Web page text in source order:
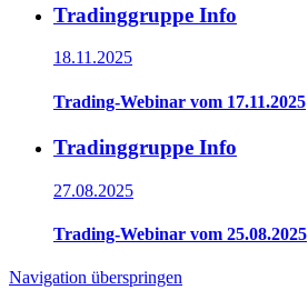
Tradinggruppe Info
18.11.2025
Trading-Webinar vom 17.11.2025
Tradinggruppe Info
27.08.2025
Trading-Webinar vom 25.08.2025
Navigation überspringen